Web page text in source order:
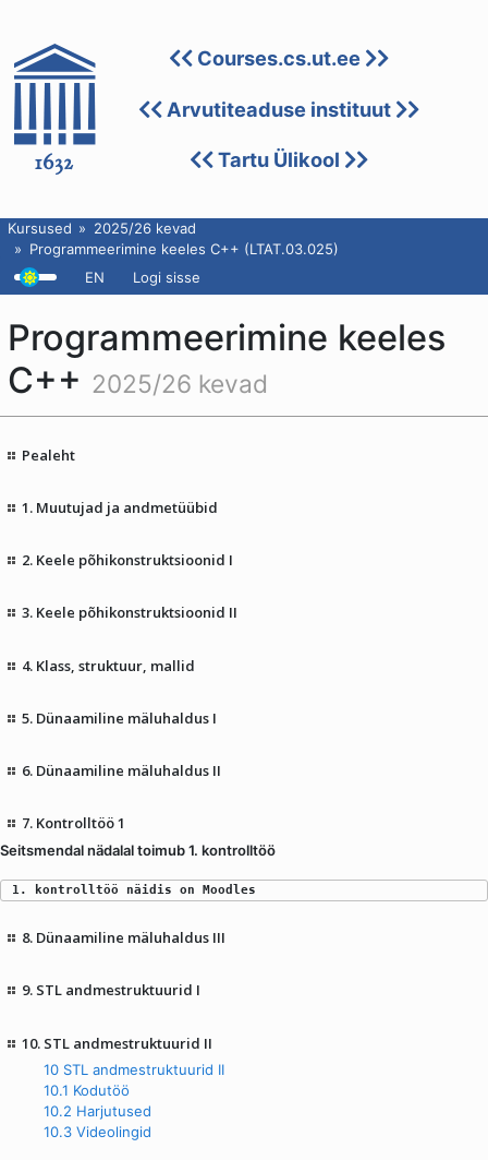
Courses.cs.ut.ee
Arvutiteaduse instituut
Tartu Ülikool
Kursused
2025/26 kevad
Programmeerimine keeles C++ (LTAT.03.025)
EN
Logi sisse
Programmeerimine keeles
C++ 2025/26 kevad
Pealeht
1. Muutujad ja andmetüübid
2. Keele põhikonstruktsioonid I
3. Keele põhikonstruktsioonid II
4. Klass, struktuur, mallid
5. Dünaamiline mäluhaldus I
6. Dünaamiline mäluhaldus II
7. Kontrolltöö 1
Seitsmendal nädalal toimub 1. kontrolltöö
1. kontrolltöö näidis on Moodles
8. Dünaamiline mäluhaldus III
9. STL andmestruktuurid I
10. STL andmestruktuurid II
10 STL andmestruktuurid II
10.1 Kodutöö
10.2 Harjutused
10.3 Videolingid